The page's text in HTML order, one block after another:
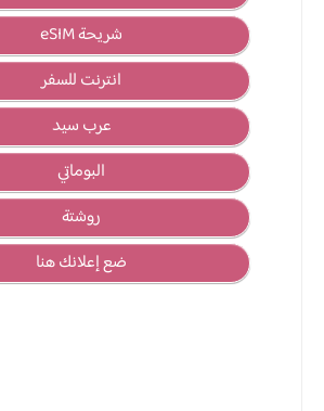
شريحة eSIM
انترنت للسفر
عرب سيد
البوماتي
روشتة
ضع إعلانك هنا